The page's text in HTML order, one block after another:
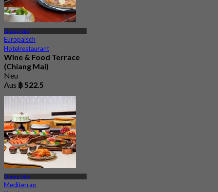
Chiang Mai
Europäisch
Hotelrestaurant
Wine & Food Terrace
(Chiang Mai)
Neu
Aus ฿ 522.5
Chiang Mai
Mediterran